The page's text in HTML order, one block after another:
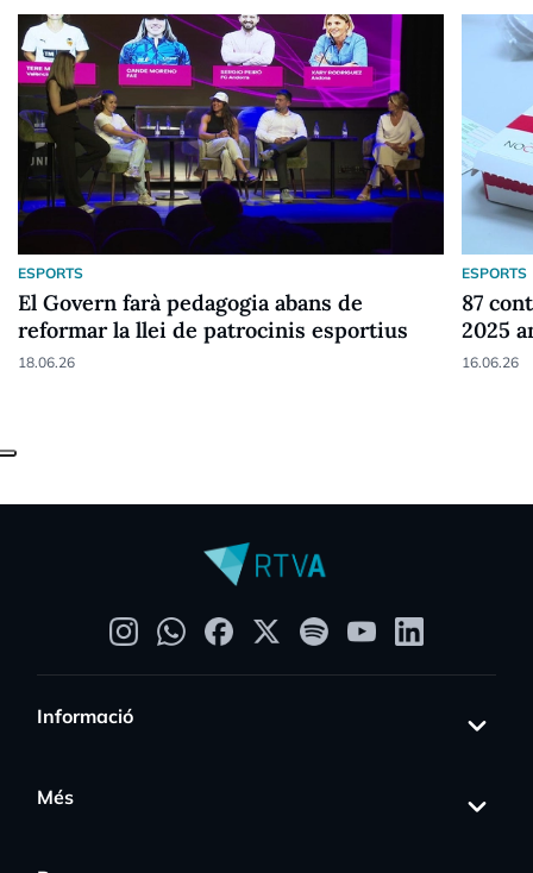
ESPORTS
El Govern farà pedagogia abans de
reformar la llei de patrocinis esportius
18.06.26
ESPORTS
87
2025
16.06.26
Informació
Més